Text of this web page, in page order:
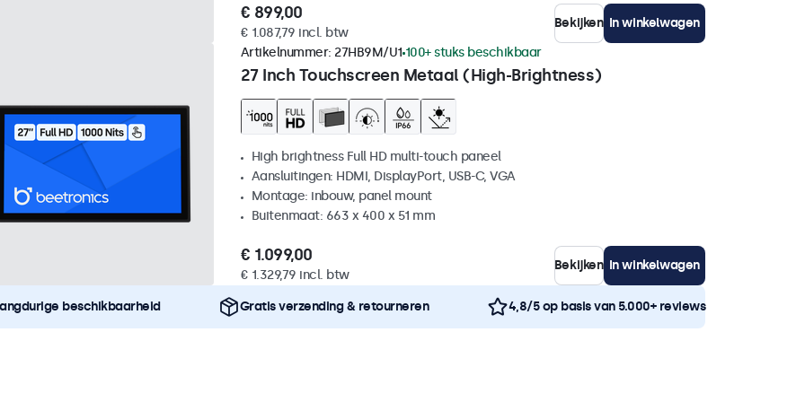
€ 899,00
€ 1.087,79 incl. btw
Bekijken In winkelwagen
27 Inch Touchscreen Metaal (High-Brightness)
Artikelnummer: 27HB9M/U1 100+ stuks beschikbaar
High brightness Full HD multi-touch paneel
Aansluitingen: HDMI, DisplayPort, USB-C, VGA
Montage: inbouw, panel mount
Buitenmaat: 663 x 400 x 51 mm
€ 1.099,00
€ 1.329,79 incl. btw
Bekijken In winkelwagen
beschikbaarheid Gratis verzending & retourneren 4,8/5 op basis van 5.000+ reviews